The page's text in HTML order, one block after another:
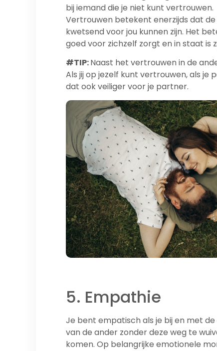
bij iemand die je niet kunt vertrouwen.
Vertrouwen betekent enerzijds dat
kwetsend voor jou kunnen zijn. Het
goed voor zichzelf zorgt en in staat is
#TIP:Naast het vertrouwen in de
Als jij op jezelf kunt vertrouwen, als
dat ook veiliger voor je partner.
5. Empathie
Je bent empatisch als je bij en met
van de ander zonder deze weg te
komen. Op belangrijke emotionele